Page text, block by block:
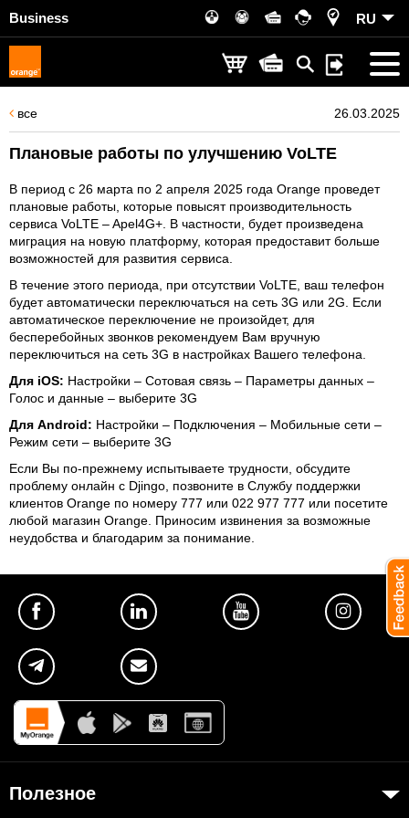
Business RU
все 26.03.2025
Плановые работы по улучшению VoLTE
В период с 26 марта по 2 апреля 2025 года Orange проведет
плановые работы, которые повысят производительность
сервиса VoLTE – Apel4G+. В частности, будет произведена
миграция на новую платформу, которая предоставит больше
возможностей для развития сервиса.
В течение этого периода, при отсутствии VoLTE, ваш телефон
будет автоматически переключаться на сеть 3G или 2G. Если
автоматическое переключение не произойдет, для
бесперебойных звонков рекомендуем Вам вручную
переключиться на сеть 3G в настройках Вашего телефона.
Для iOS: Настройки – Сотовая связь – Параметры данных –
Голос и данные – выберите 3G
Для Android: Настройки – Подключения – Мобильные сети –
Режим сети – выберите 3G
Если Вы по-прежнему испытываете трудности, обсудите
проблему онлайн с Djingo, позвоните в Службу поддержки
клиентов Orange по номеру 777 или 022 977 777 или посетите
любой магазин Orange. Приносим извинения за возможные
неудобства и благодарим за понимание.
Полезное